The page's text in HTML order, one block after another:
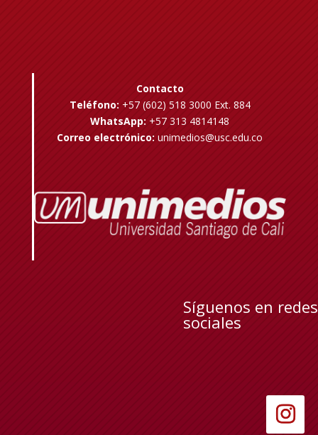
Contacto
Teléfono: +57 (602) 518 3000 Ext. 884
WhatsApp: +57 313 4814148
Correo electrónico: unimedios@usc.edu.co
Síguenos en redes
sociales